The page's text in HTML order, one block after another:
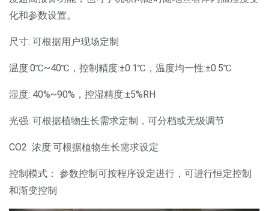
化和参数设置。
尺寸: 可根据用户现场定制
温度:0℃~40℃，控制精度:±0.1℃，温度均一性:±0.5℃
湿度: 40%~90%，控湿精度:±5%RH
光强: 可根据植物生长需求定制，可分档或无级调节
CO2 浓度:可根据植物生长需求设定
控制模式： 参数控制可按程序设定进行，可进行恒定控制
和渐变控制